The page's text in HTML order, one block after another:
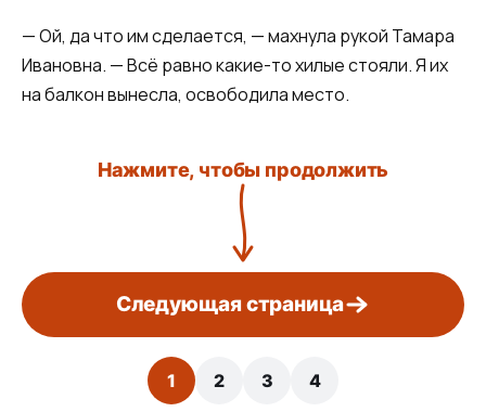
— Ой, да что им сделается, — махнула рукой Тамара
Ивановна. — Всё равно какие-то хилые стояли. Я их
на балкон вынесла, освободила место.
Нажмите, чтобы продолжить
Следующая страница
1 2 3 4